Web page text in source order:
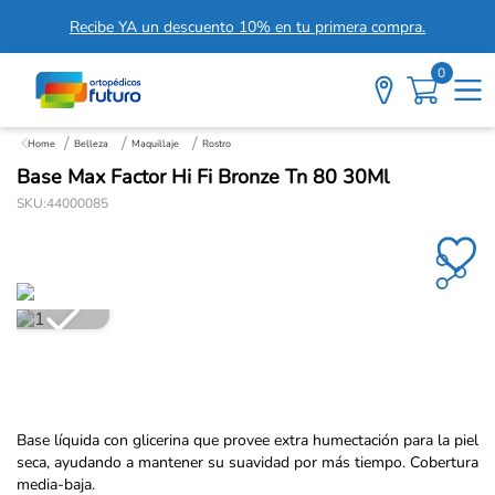
Recibe YA un descuento 10% en tu primera compra.
0
Belleza Maquillaje Rostro
Base Max Factor Hi Fi Bronze Tn 80 30Ml
SKU:44000085
Base líquida con glicerina que provee extra humectación para la piel
seca, ayudando a mantener su suavidad por más tiempo. Cobertura
media-baja.